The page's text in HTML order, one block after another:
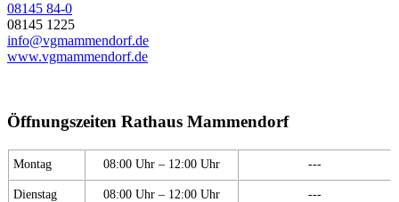
08145 84-0
08145 1225
info@vgmammendorf.de
www.vgmammendorf.de
Öffnungszeiten Rathaus Mammendorf
Montag 08:00 Uhr – 12:00 Uhr ---
Dienstag 08:00 Uhr – 12:00 Uhr ---